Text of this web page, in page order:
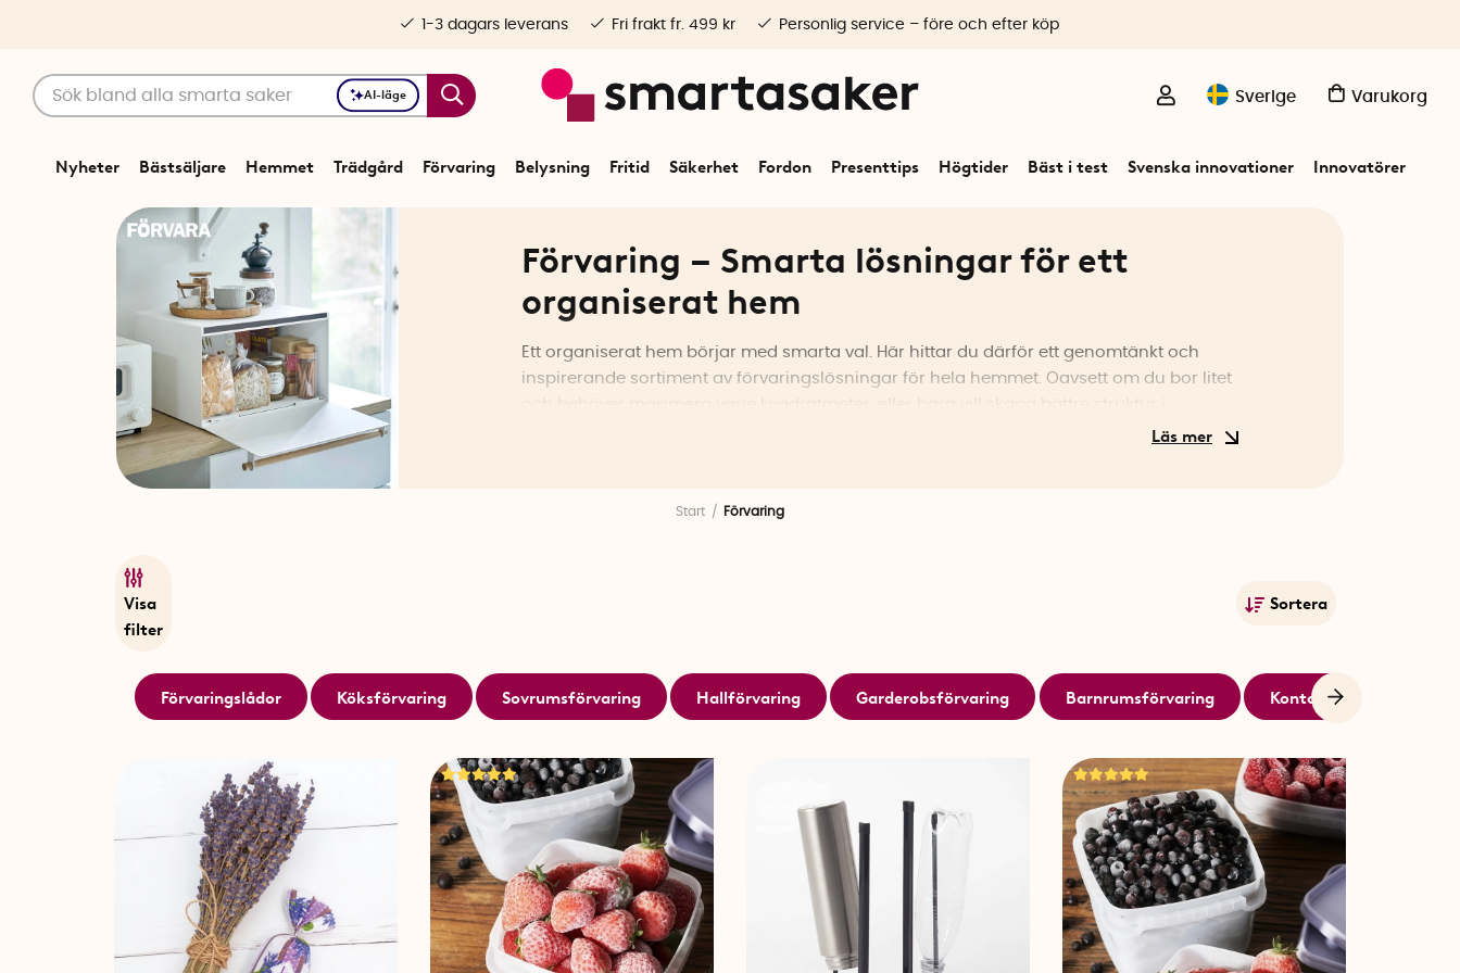
AI-läge Sverige Varukorg
Nyheter Bästsäljare Hemmet Trädgård Förvaring Belysning Fritid Säkerhet Fordon Presenttips Högtider Bäst i test Svenska innovationer Innovatörer
1-3 dagars leverans Fri frakt fr. 499 kr Personlig service – före och efter köp
Förvaring – Smarta lösningar för ett
organiserat hem
Ett organiserat hem börjar med smarta val. Här hittar du därför ett genomtänkt och
inspirerande sortiment av förvaringslösningar för hela hemmet. Oavsett om du bor litet
vardagen, har vi produkterna som gör det både enklare och snyggare att hålla ordning.
Förvara.se har flyttat in hos oss på SmartaSaker, vilket betyder att du nu hittar ännu fler
Organisera dig lycklig
vardagen. Med smart förvaring får varje sak sin plats, vilket förenklar både stora och
små moment i livet. Oavsett om du vill få ordning i hallen, struktur i köket eller skapa
harmoni i garderoben, hittar du hos oss smarta lösningar som gör stor skillnad. Att
organisera kan faktiskt vara en väg till större trivsel. För när hemmet är i balans, är vi det
också.
Förvaring som förenklar
För oss är smart förvaring mer än att bara gömma undan saker. Det handlar om att
skapa ett hem där varje sak har sin plats och där du kan hitta det du behöver, när du
Start Förvaring
Visa
filter
Sortera
Namn Ö-A
Högsta pris
Publiceringsdatum
Förvaringslådor Köksförvaring Sovrumsförvaring Hallförvaring Garderobsförvaring Barnrumsförvaring Kontorsmaterial